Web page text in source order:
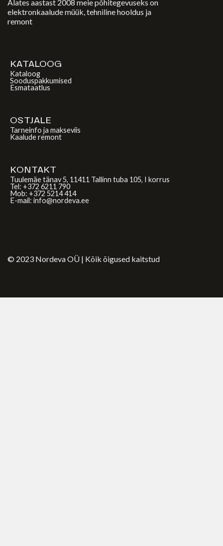
Alates aastast 2008 meie põhitegevuseks on
elektronkaalude müük, tehniline hooldus ja
remont
KATALOOG
Kataloog
Sooduspakkumised
Esmataatlus
OSTJALE
Tarneinfo ja makseviis
Kaalude remont
KONTAKT
Tuulemäe tänav 5, 11411 Tallinn tuba 105, I korrus
Tel: +372 6211 790
Mob: +372 5214 414
E-mail: info@nordeva.ee
© 2023 Nordeva OÜ | Kõik õigused kaitstud